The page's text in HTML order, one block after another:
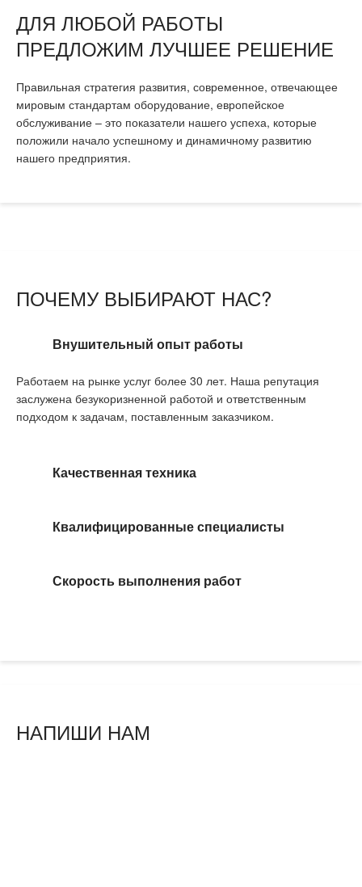
ДЛЯ ЛЮБОЙ РАБОТЫ
ПРЕДЛОЖИМ ЛУЧШЕЕ РЕШЕНИЕ
Правильная стратегия развития, современное, отвечающее
мировым стандартам оборудование, европейское
обслуживание – это показатели нашего успеха, которые
положили начало успешному и динамичному развитию
нашего предприятия.
ПОЧЕМУ ВЫБИРАЮТ НАС?
Внушительный опыт работы
Работаем на рынке услуг более 30 лет. Наша репутация
заслужена безукоризненной работой и ответственным
подходом к задачам, поставленным заказчиком.
Качественная техника
Квалифицированные специалисты
Скорость выполнения работ
НАПИШИ НАМ